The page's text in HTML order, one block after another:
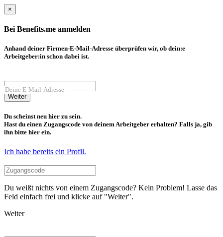
×
Bei Benefits.me anmelden
Anhand deiner Firmen-E-Mail-Adresse überprüfen wir, ob dein:e
Arbeitgeber:in schon dabei ist.
Deine E-Mail-Adresse
Weiter
Du scheinst neu hier zu sein.
Hast du einen Zugangscode von deinem Arbeitgeber erhalten? Falls ja, gib
ihn bitte hier ein.
Ich habe bereits ein Profil.
Du weißt nichts von einem Zugangscode? Kein Problem! Lasse das
Feld einfach frei und klicke auf "Weiter".
Weiter